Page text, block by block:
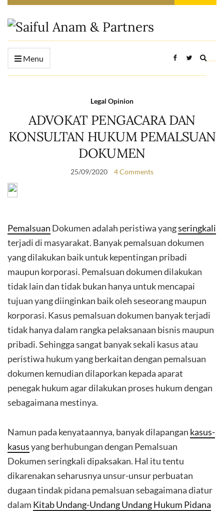
Menu
form
Legal Opinion
ADVOKAT PENGACARA DAN
KONSULTAN HUKUM PEMALSUAN
DOKUMEN
25/09/2020 4 Comments
Pemalsuan Dokumen adalah peristiwa yangseringkali
terjadi di masyarakat. Banyak pemalsuan dokumen
yang dilakukan baik untuk kepentingan pribadi
maupun korporasi. Pemalsuan dokumen dilakukan
tidak lain dan tidak bukan hanya untuk mencapai
tujuan yang diinginkan baik oleh seseorang maupun
korporasi. Kasus pemalsuan dokumen banyak terjadi
tidak hanya dalam rangka pelaksanaan bisnis maupun
pribadi. Sehingga sangat banyak sekali kasus atau
peristiwa hukum yang berkaitan dengan pemalsuan
dokumen kemudian dilaporkan kepada aparat
penegak hukum agar dilakukan proses hukum dengan
sebagaimana mestinya.
Namun pada kenyataannya, banyak dilapangan kasus-
kasusyang berhubungan dengan Pemalsuan
Dokumen seringkali dipaksakan. Hal itu tentu
dikarenakan seharusnya unsur-unsur perbuatan
dugaan tindak pidana pemalsuan sebagaimana diatur
dalam Kitab Undang-Undang Undang Hukum Pidana